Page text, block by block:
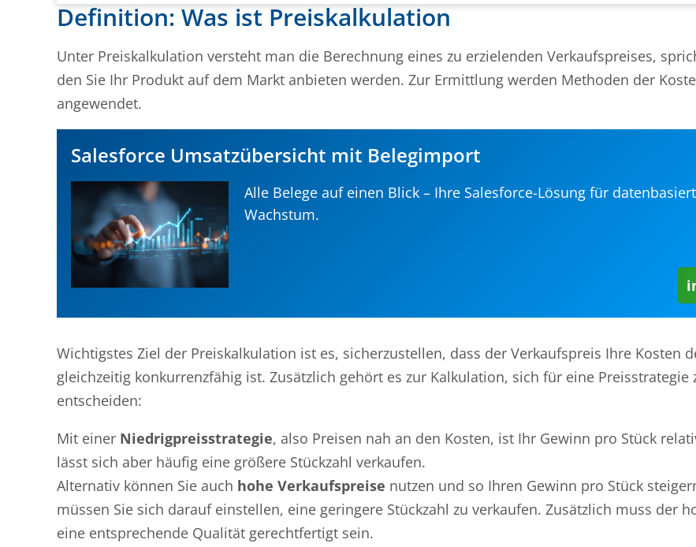
Definition: Was ist Preiskalkulation
Unter Preiskalkulation versteht man die Berechnung eines zu erzielenden Verkaufspreises,
den Sie Ihr Produkt auf dem Markt anbieten werden. Zur Ermittlung werden Methoden der
angewendet.
Salesforce Umsatzübersicht mit Belegimport
Alle Belege auf einen Blick – Ihre Salesforce-Lösung für
Wachstum.
Wichtigstes Ziel der Preiskalkulation ist es, sicherzustellen, dass der Verkaufspreis Ihre Kosten
gleichzeitig konkurrenzfähig ist. Zusätzlich gehört es zur Kalkulation, sich für eine Preisstrategie
entscheiden:
Mit einer Niedrigpreisstrategie, also Preisen nah an den Kosten, ist Ihr Gewinn pro Stück
lässt sich aber häufig eine größere Stückzahl verkaufen.
Alternativ können Sie auch hohe Verkaufspreise nutzen und so Ihren Gewinn pro Stück
müssen Sie sich darauf einstellen, eine geringere Stückzahl zu verkaufen. Zusätzlich muss der
eine entsprechende Qualität gerechtfertigt sein.